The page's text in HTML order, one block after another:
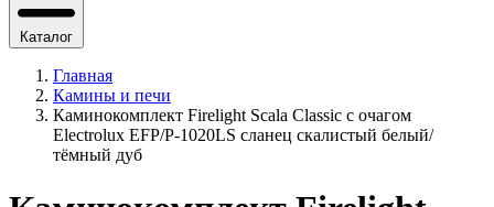
Каталог
Главная
Камины и печи
Каминокомплект Firelight Scala Classic с очагом
Electrolux EFP/P-1020LS сланец скалистый белый/
тёмный дуб